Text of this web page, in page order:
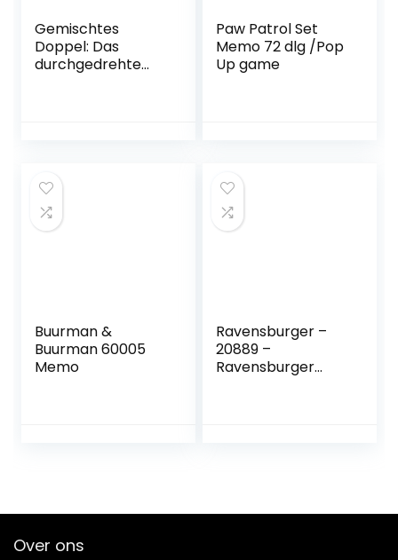
Gemischtes
Doppel: Das
durchgedrehte
Paw Patrol Set
Memo 72 dlg /Pop
Up game
Buurman &
Buurman 60005
Memo
Ravensburger –
20889 –
Ravensburger
Over ons